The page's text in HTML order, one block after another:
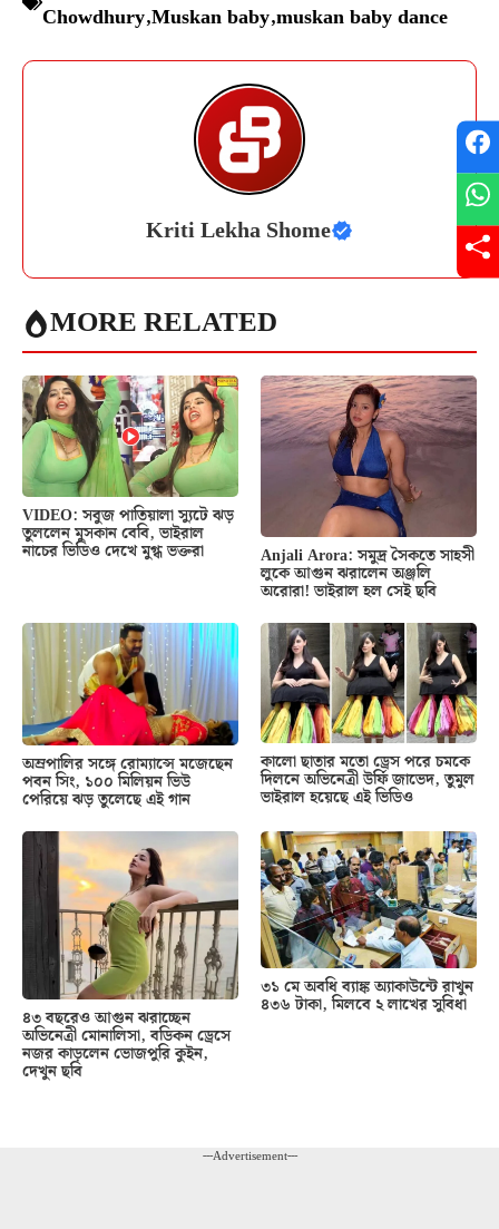
Chowdhury,Muskan baby,muskan baby dance
Kriti Lekha Shome
MORE RELATED
VIDEO: সবুজ পাতিয়ালা স্যুটে ঝড়
তুললেন মুসকান বেবি, ভাইরাল
নাচের ভিডিও দেখে মুগ্ধ ভক্তরা Anjali Arora: সমুদ্র সৈকতে সাহসী
লুকে আগুন ঝরালেন অঞ্জলি
অরোরা! ভাইরাল হল সেই ছবি
অম্রপালির সঙ্গে রোম্যান্সে মজেছেন
পবন সিং, ১০০ মিলিয়ন ভিউ
পেরিয়ে ঝড় তুলেছে এই গান
কালো ছাতার মতো ড্রেস পরে চমকে
দিলনে অভিনেত্রী উর্ফি জাভেদ, তুমুল
ভাইরাল হয়েছে এই ভিডিও
৪৩ বছরেও আগুন ঝরাচ্ছেন
অভিনেত্রী মোনালিসা, বডিকন ড্রেসে
নজর কাড়লেন ভোজপুরি কুইন,
দেখুন ছবি
৩১ মে অবধি ব্যাঙ্ক অ্যাকাউন্টে রাখুন
৪৩৬ টাকা, মিলবে ২ লাখের সুবিধা
---Advertisement---